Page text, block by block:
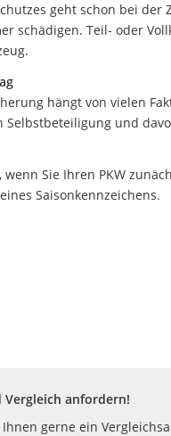
geht schon bei
schädigen. Teil- oder
hängt von vielen
Selbstbeteiligung und
Sie Ihren PKW
Saisonkennzeichens.
Vergleich anfordern!
gerne ein